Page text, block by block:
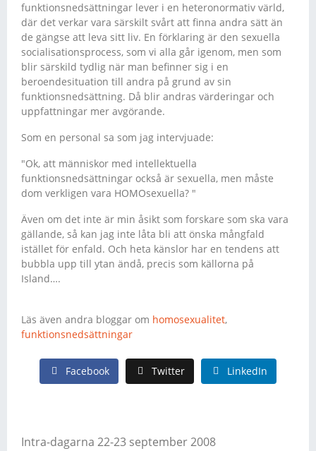
funktionsnedsättningar lever i en heteronormativ värld,
där det verkar vara särskilt svårt att finna andra sätt än
de gängse att leva sitt liv. En förklaring är den sexuella
socialisationsprocess, som vi alla går igenom, men som
blir särskild tydlig när man befinner sig i en
beroendesituation till andra på grund av sin
funktionsnedsättning. Då blir andras värderingar och
uppfattningar mer avgörande.
Som en personal sa som jag intervjuade:
"Ok, att människor med intellektuella
funktionsnedsättningar också är sexuella, men måste
dom verkligen vara HOMOsexuella? "
Även om det inte är min åsikt som forskare som ska vara
gällande, så kan jag inte låta bli att önska mångfald
istället för enfald. Och heta känslor har en tendens att
bubbla upp till ytan ändå, precis som källorna på
Island….
Läs även andra bloggar om homosexualitet,
funktionsnedsättningar
Facebook Twitter LinkedIn
Intra-dagarna 22-23 september 2008